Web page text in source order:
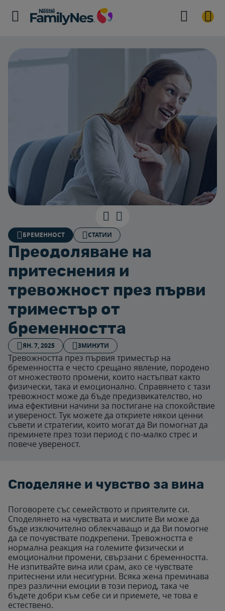
БРЕМЕННОСТ СТАТИИ
Преодоляване на
притеснения и
тревожност през първи
триместър от
бременността
ЯН. 7, 2025 3МИНУТИ
Тревожността през първия триместър на
бременността е често срещано явление, породено
от множеството промени, които настъпват както
физически, така и емоционално. Справянето с тази
тревожност може да бъде предизвикателство, но
има ефективни начини за постигане на спокойствие
и увереност. Тук можете да откриете някои ценни
съвети и стратегии, които могат да Ви помогнат да
преминете през този период с по-малко стрес и
повече увереност.
Споделяне и чувство за вина
Поговорете със семейството и приятелите си.
Споделянето на чувствата и мислите Ви може да
бъде изключително облекчаващо и да Ви помогне
да се почувствате подкрепени. Тревожността е
нормална реакция на големите физически и
емоционални промени, свързани с бременността.
Не изпитвайте вина или срам, ако се чувствате
притеснени или несигурни. Всяка жена преминава
през различни емоции в този период, така че
бъдете добри към себе си и приемете, че това е
естествено.